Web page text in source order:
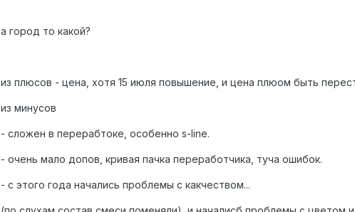
а город то какой?
из плюсов - цена, хотя 15 июля повышение, и цена плюом быть
из минусов
- сложен в перерабтоке, особенно s-line.
- очень мало допов, кривая пачка переработчика, туча ошибок.
- с этого года начались проблемы с какчеством...